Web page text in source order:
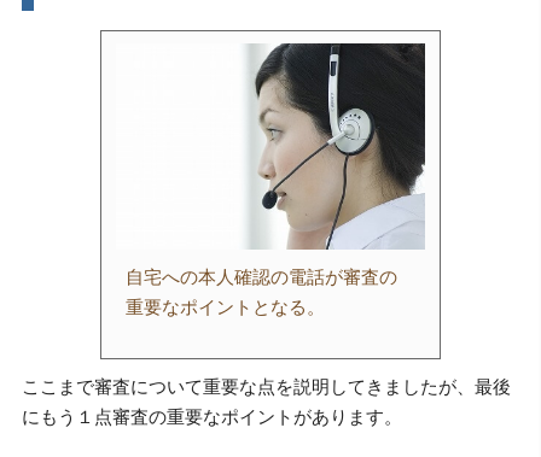
自宅への本人確認の電話が審査の
重要なポイントとなる。
ここまで審査について重要な点を説明してきましたが、最後
にもう１点審査の重要なポイントがあります。